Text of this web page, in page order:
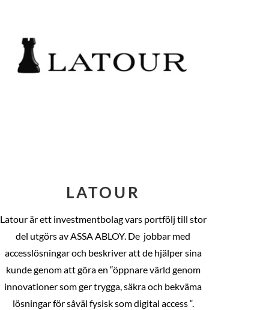
LATOUR
Latour är ett investmentbolag vars portfölj till stor
del utgörs av ASSA ABLOY. De jobbar med
accesslösningar och beskriver att de hjälper sina
kunde genom att göra en “öppnare värld genom
innovationer som ger trygga, säkra och bekväma
lösningar för såväl fysisk som digital access “.